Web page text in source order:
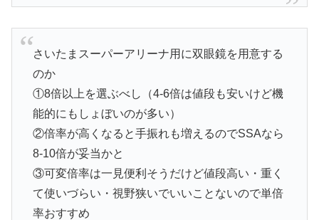
さいたまスーパーアリーナ用に双眼鏡を用意する
のか
①8倍以上を選ぶべし（4-6倍は値段も安いけど機
能的にもしょぼいのが多い）
②倍率が高くなると手振れも増えるのでSSAなら
8-10倍が妥当かと
③可変倍率は一見便利そうだけど値段高い・重く
て使いづらい・視野狭いでいいことないので単倍
率おすすめ